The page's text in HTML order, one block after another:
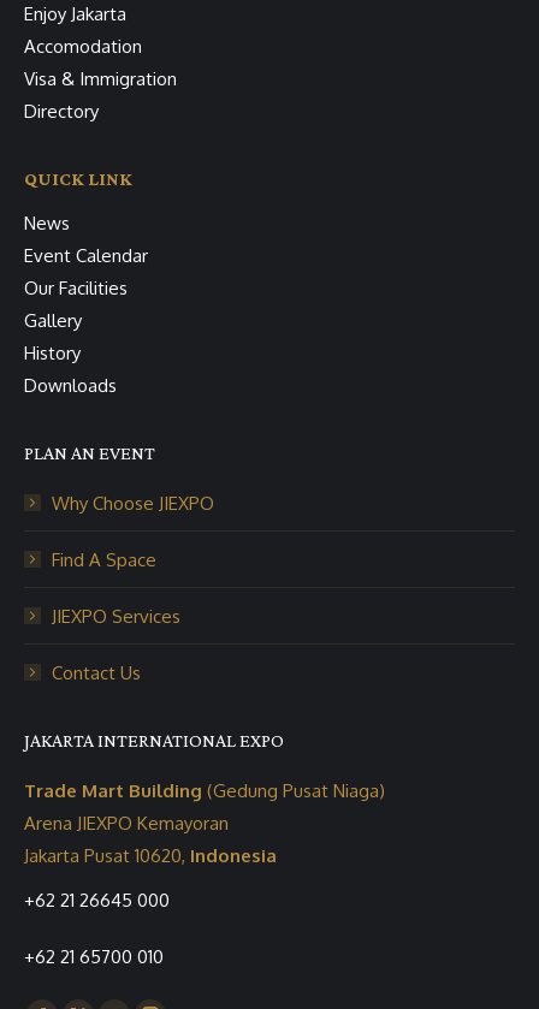
Enjoy Jakarta
Accomodation
Visa & Immigration
Directory
QUICK LINK
News
Event Calendar
Our Facilities
Gallery
History
Downloads
PLAN AN EVENT
Why Choose JIEXPO
Find A Space
JIEXPO Services
Contact Us
JAKARTA INTERNATIONAL EXPO
Trade Mart Building (Gedung Pusat Niaga)
Arena JIEXPO Kemayoran
Jakarta Pusat 10620, Indonesia
+62 21 26645 000
+62 21 65700 010